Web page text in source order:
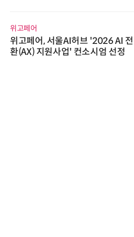
위고페어
위고페어, 서울AI허브 '2026 AI 전
환(AX) 지원사업' 컨소시엄 선정